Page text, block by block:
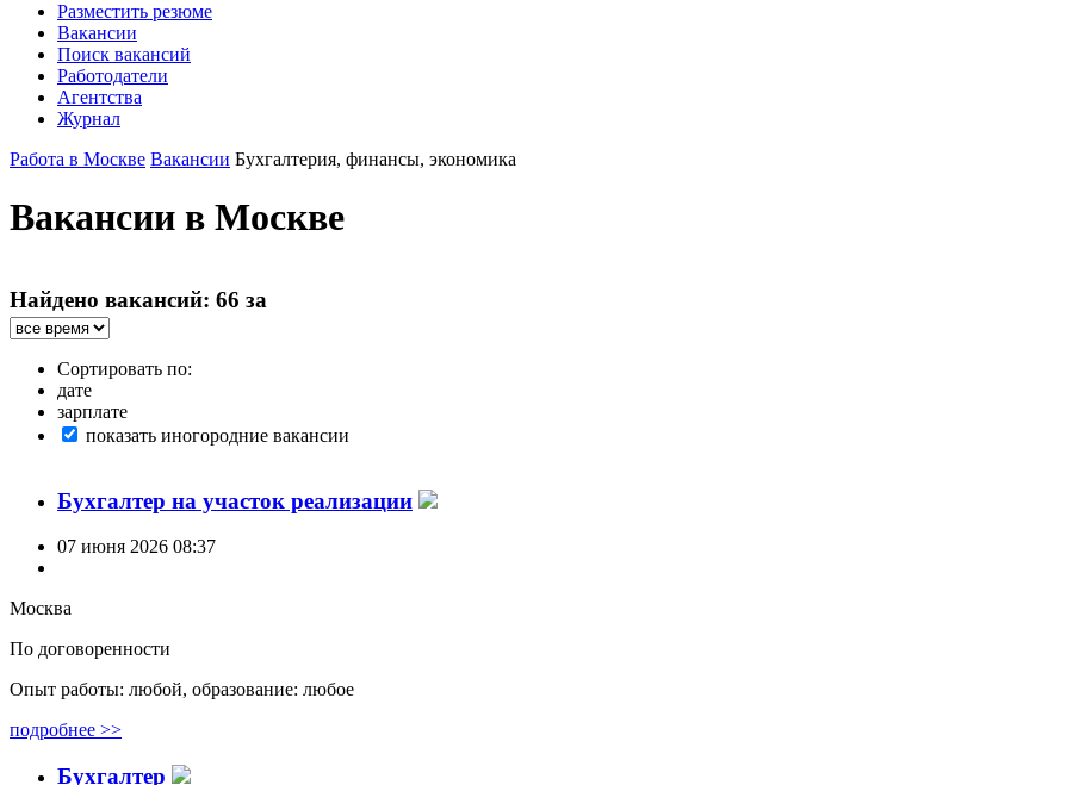
Разместить резюме
Вакансии
Поиск вакансий
Работодатели
Агентства
Журнал
Работа в Москве Вакансии Бухгалтерия, финансы, экономика
Вакансии в Москве
Найдено вакансий: 66 за
Сортировать по:
дате
зарплате
показать иногородние вакансии
Бухгалтер на участок реализации
07 июня 2026 08:37
Москва
По договоренности
Опыт работы: любой, образование: любое
подробнее >>
Бухгалтер